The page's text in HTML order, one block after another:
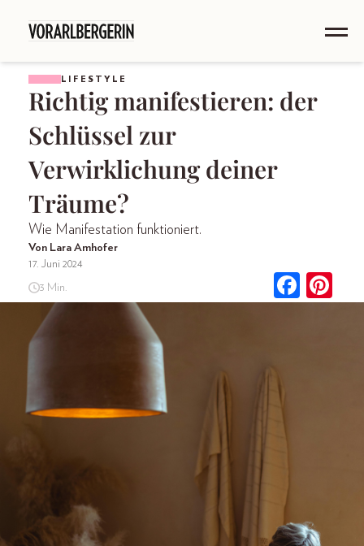
LIFESTYLE
Richtig manifestieren: der
Schlüssel zur
Verwirklichung deiner
Träume?
Wie Manifestation funktioniert.
Von Lara Amhofer
17. Juni 2024
3 Min.